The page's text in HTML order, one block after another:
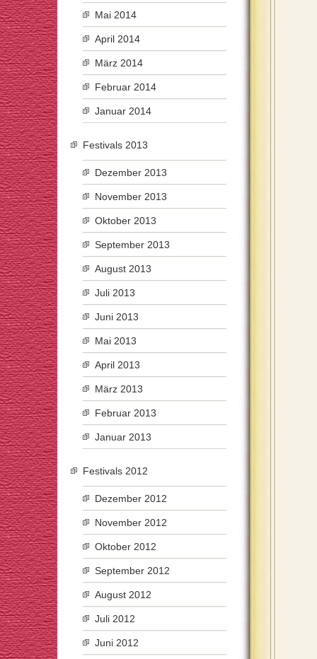
Mai 2014
April 2014
März 2014
Februar 2014
Januar 2014
Festivals 2013
Dezember 2013
November 2013
Oktober 2013
September 2013
August 2013
Juli 2013
Juni 2013
Mai 2013
April 2013
März 2013
Februar 2013
Januar 2013
Festivals 2012
Dezember 2012
November 2012
Oktober 2012
September 2012
August 2012
Juli 2012
Juni 2012